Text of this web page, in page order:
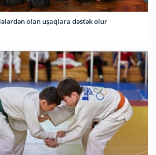
olan uşaqlara dəstək olur